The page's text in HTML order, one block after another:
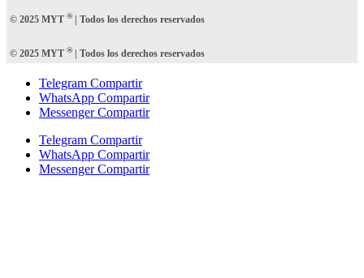
© 2025 MYT ®| Todos los derechos reservados
© 2025 MYT ®| Todos los derechos reservados
Telegram Compartir
WhatsApp Compartir
Messenger Compartir
Telegram Compartir
WhatsApp Compartir
Messenger Compartir